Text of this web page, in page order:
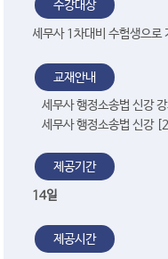
수강대상
세무사 1차대비 수험생으로
교재안내
세무사 행정소송법 신강
세무사 행정소송법 신강
제공기간
14일
제공시간